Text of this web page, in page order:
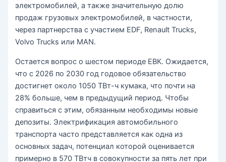
электромобилей, а также значительную долю
продаж грузовых электромобилей, в частности,
через партнерства с участием EDF, Renault Trucks,
Volvo Trucks или MAN.
Остается вопрос о шестом периоде ЕВК. Ожидается,
что с 2026 по 2030 год годовое обязательство
достигнет около 1050 ТВт-ч кумака, что почти на
28% больше, чем в предыдущий период. Чтобы
справиться с этим, обязанным необходимы новые
депозиты. Электрификация автомобильного
транспорта часто представляется как одна из
основных задач, потенциал которой оценивается
примерно в 570 ТВтч в совокупности за пять лет при